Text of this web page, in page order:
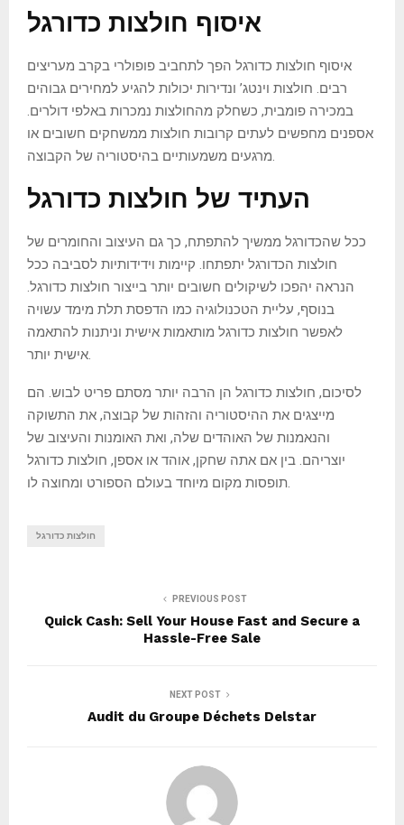
איסוף חולצות כדורגל
איסוף חולצות כדורגל הפך לתחביב פופולרי בקרב מעריצים
רבים. חולצות וינטג’ ונדירות יכולות להגיע למחירים גבוהים
במכירה פומבית, כשחלק מהחולצות נמכרות באלפי דולרים.
אספנים מחפשים לעתים קרובות חולצות ממשחקים חשובים או
העתיד של חולצות כדורגל
ככל שהכדורגל ממשיך להתפתח, כך גם העיצוב והחומרים של
חולצות הכדורגל יתפתחו. קיימות וידידותיות לסביבה ככל
הנראה יהפכו לשיקולים חשובים יותר בייצור חולצות כדורגל.
בנוסף, עליית הטכנולוגיה כמו הדפסת תלת מימד עשויה
לאפשר חולצות כדורגל מותאמות אישית וניתנות להתאמה
לסיכום, חולצות כדורגל הן הרבה יותר מסתם פריט לבוש. הם
מייצגים את ההיסטוריה והזהות של קבוצה, את התשוקה
והנאמנות של האוהדים שלה, ואת האומנות והעיצוב של
יוצריהם. בין אם אתה שחקן, אוהד או אספן, חולצות כדורגל
חולצות כדורגל
PREVIOUS POST
Quick Cash: Sell Your House Fast and Secure a
Hassle-Free Sale
NEXT POST
Audit du Groupe Déchets Delstar